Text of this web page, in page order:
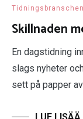
Tidningsbranschen
Skillnaden
En dagstidning
slags nyheter
sett på papper